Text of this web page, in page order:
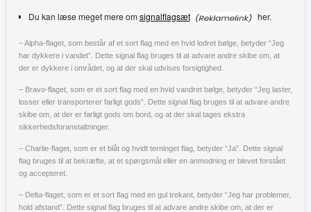
Du kan læse meget mere om signalflagsæt her.
– Alpha-flaget, som består af et sort flag med en hvid lodret bølge, betyder “Jeg
har dykkere i vandet”. Dette signal flag bruges til at advare andre skibe om, at
der er dykkere i området, og at der skal udvises forsigtighed.
– Bravo-flaget, som er et sort flag med en hvid vandret bølge, betyder “Jeg laster,
losser eller transporterer farligt gods”. Dette signal flag bruges til at advare andre
skibe om, at der er farligt gods om bord, og at der skal tages ekstra
sikkerhedsforanstaltninger.
– Charlie-flaget, som er et blåt og hvidt terninget flag, betyder “Ja”. Dette signal
flag bruges til at bekræfte, at et spørgsmål eller en anmodning er blevet forstået
og accepteret.
– Delta-flaget, som er et sort flag med en gul trekant, betyder “Jeg har problemer,
hold afstand”. Dette signal flag bruges til at advare andre skibe om, at der er